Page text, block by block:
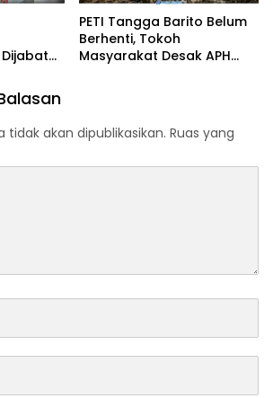
PETI Tangga Barito Belum
Berhenti, Tokoh
Masyarakat Desak APH
tidak akan dipublikasikan. Ruas yang